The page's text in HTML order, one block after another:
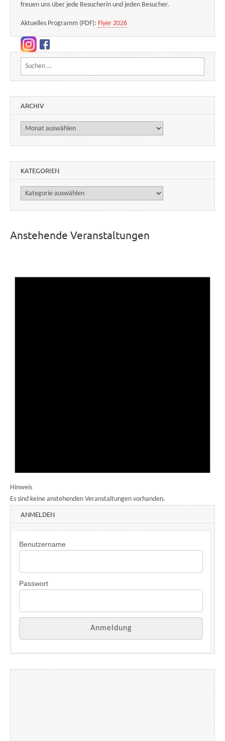
freuen uns über jede Besucherin und jeden Besucher.
Aktuelles Programm (PDF): Flyer 2026
Suchen nach:
ARCHIV
Archiv
KATEGORIEN
Kategorien
Anstehende Veranstaltungen
Hinweis
Es sind keine anstehenden Veranstaltungen vorhanden.
ANMELDEN
Benutzername
Passwort